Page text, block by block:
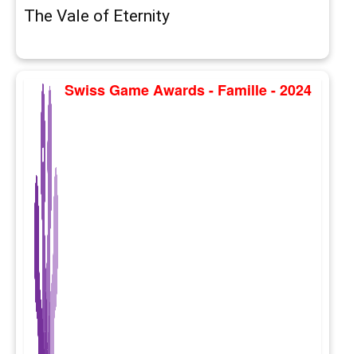
The Vale of Eternity
Swiss Game Awards - Famille - 2024